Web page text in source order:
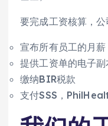
要完成工资核算，公
宣布所有员工的月薪
提供工资单的电子副
缴纳BIR税款
支付SSS，